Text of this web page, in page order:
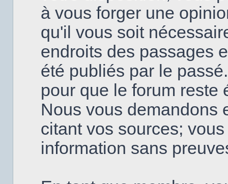
à vous forger une
qu'il vous soit
endroits des passages
été publiés par le
pour que le forum reste
Nous vous demandons
citant vos sources;
information sans